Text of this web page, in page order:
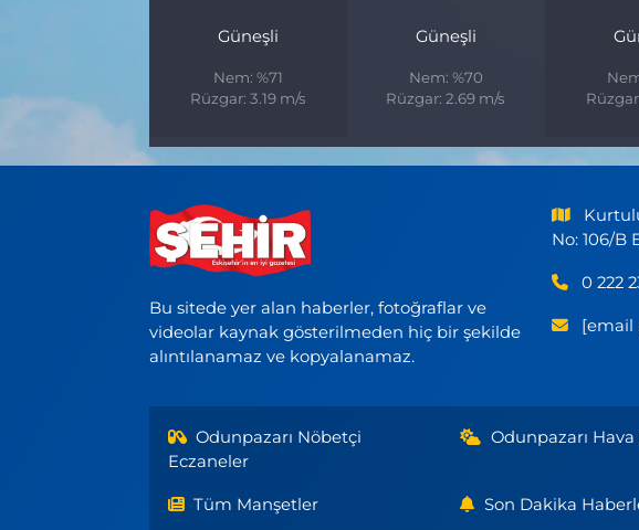
Güneşli
Nem: %71
Rüzgar: 3.19 m/s
Güneşli
Nem: %70
Rüzgar: 2.69 m/s
Bu sitede yer alan haberler, fotoğraflar ve
videolar kaynak gösterilmeden hiç bir şekilde
alıntılanamaz ve kopyalanamaz.
No: 106/B
0 222
[email
Odunpazarı Nöbetçi
Eczaneler
Odunpazarı
Tüm Manşetler Son Dakika